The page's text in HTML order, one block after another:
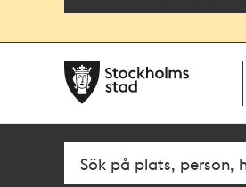
navigationen
huvudinnehållet
Fritextsök